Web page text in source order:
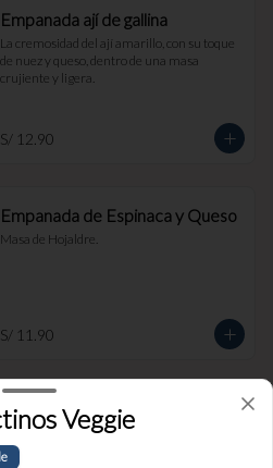
Empanada ají de gallina
La cremosidad del ají amarillo, con su toque
de nuez y queso, dentro de una masa
crujiente y ligera.
S/ 12.90
Empanada de Espinaca y Queso
Masa de Hojaldre.
S/ 11.90
Empanada de Jamón y Queso
Rellena de jamón ingles y queso.
Veggie